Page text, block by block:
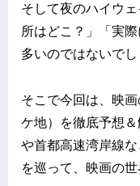
そして夜のハイウ
所はどこ？」「実
多いのではないでし
そこで今回は、映
ケ地）を徹底予想
や首都高速湾岸線
を巡って、映画の